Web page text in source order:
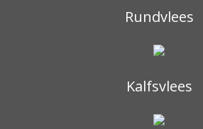
Rundvlees
Kalfsvlees